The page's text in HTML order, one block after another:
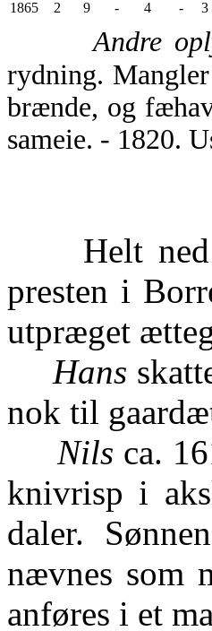
1865
2 9 - 4 - 3
Andre
rydning.
brænde, og
sameie. - 1820.
Helt ned til
presten i
utpræget
Hans
nok til
Nils ca.
knivrisp i
daler.
nævnes som
anføres i et